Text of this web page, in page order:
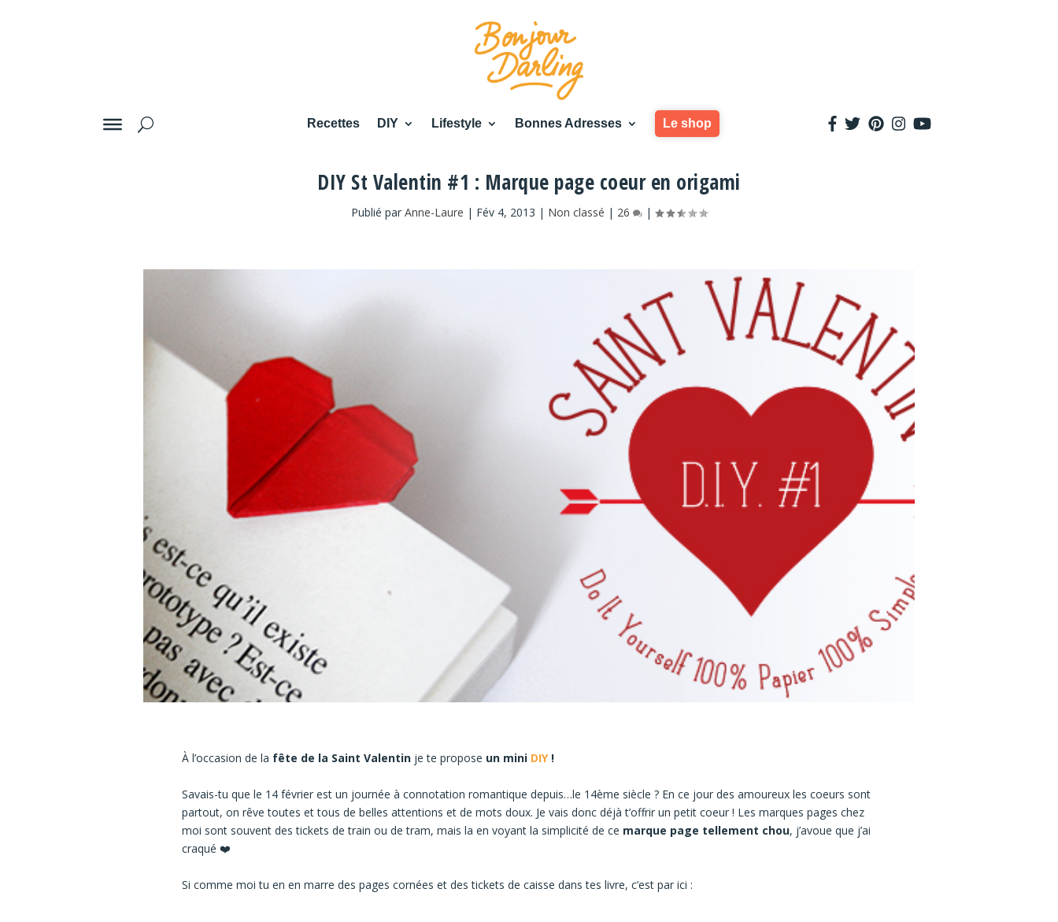
Recettes DIY Lifestyle Bonnes Adresses Le shop
DIY St Valentin #1 : Marque page coeur en origami
Publié par Anne-Laure | Fév 4, 2013 | Non classé | 26 |
À l’occasion de la fête de la Saint Valentin je te propose un mini DIY!
Savais-tu que le 14 février est un journée à connotation romantique depuis…le 14ème siècle ? En ce jour des amoureux les coeurs sont
partout, on rêve toutes et tous de belles attentions et de mots doux. Je vais donc déjà t’offrir un petit coeur ! Les marques pages chez
moi sont souvent des tickets de train ou de tram, mais la en voyant la simplicité de ce marque page tellement chou, j’avoue que j’ai
craqué ❤️
Si comme moi tu en en marre des pages cornées et des tickets de caisse dans tes livre, c’est par ici :